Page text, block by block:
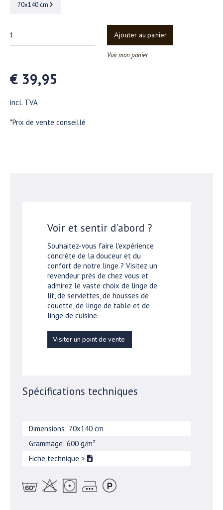
70x140 cm
Ajouter au panier
Voir mon panier
€ 39,95
incl. TVA
*Prix de vente conseillé
Voir et sentir d'abord ?
Souhaitez-vous faire l'expérience
concrète de la douceur et du
confort de notre linge ? Visitez un
revendeur près de chez vous et
admirez le vaste choix de linge de
lit, de serviettes, de housses de
couette, de linge de table et de
linge de cuisine.
Visiter un point de vente
Spécifications techniques
Dimensions: 70x140 cm
Grammage: 600 g/m²
Fiche technique >